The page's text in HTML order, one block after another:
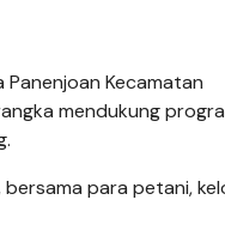
Kecamatan
mendukung
para petani,